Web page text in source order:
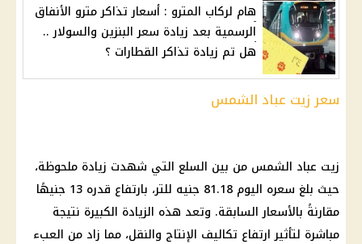
هام لركاب المترو : أسعار تذاكر مترو الأنفاق
الرسمية بعد زيادة سعر البنزين والسولار ..
هل تم زيادة تذاكر القطارات ؟
سعر زيت عباد الشمس
زيت عباد الشمس من بين السلع التي شهدت زيادة ملحوظة،
حيث بلغ سعره اليوم 81.18 جنيه للتر، بارتفاع قدره 13 جنيهًا
مقارنةً بالأسعار السابقة. وتعد هذه الزيادة الكبيرة نتيجة
مباشرة لتأثير ارتفاع تكاليف الإنتاج والنقل، مما زاد من العبء